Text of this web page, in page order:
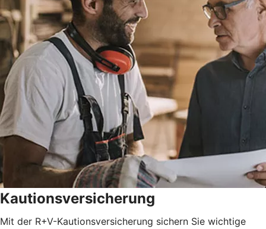
Kautionsversicherung
Mit der R+V-Kautionsversicherung sichern Sie wichtige